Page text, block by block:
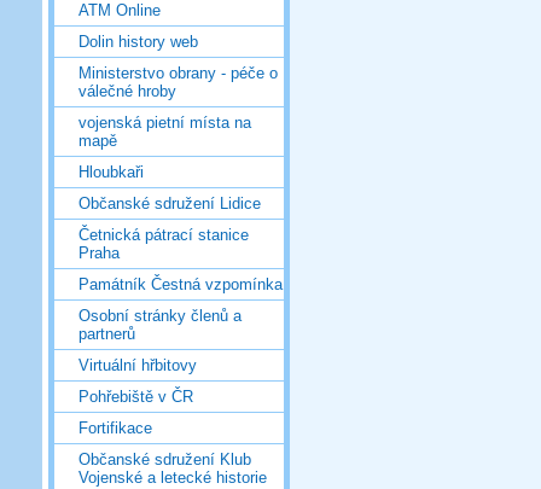
ATM Online
Dolin history web
Ministerstvo obrany - péče o
válečné hroby
vojenská pietní místa na
mapě
Hloubkaři
Občanské sdružení Lidice
Četnická pátrací stanice
Praha
Památník Čestná vzpomínka
Osobní stránky členů a
partnerů
Virtuální hřbitovy
Pohřebiště v ČR
Fortifikace
Občanské sdružení Klub
Vojenské a letecké historie